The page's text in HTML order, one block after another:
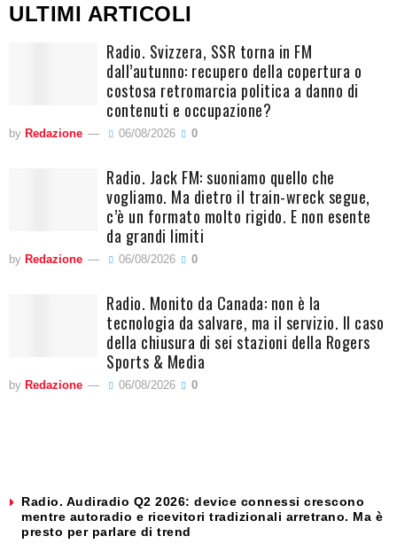
ULTIMI ARTICOLI
Radio. Svizzera, SSR torna in FM
dall’autunno: recupero della copertura o
costosa retromarcia politica a danno di
contenuti e occupazione?
by Redazione 06/08/2026 0
Radio. Jack FM: suoniamo quello che
vogliamo. Ma dietro il train-wreck segue,
c’è un formato molto rigido. E non esente
da grandi limiti
by Redazione 06/08/2026 0
Radio. Monito da Canada: non è la
tecnologia da salvare, ma il servizio. Il caso
della chiusura di sei stazioni della Rogers
Sports & Media
by Redazione 06/08/2026 0
Radio. Audiradio Q2 2026: device connessi crescono
mentre autoradio e ricevitori tradizionali arretrano. Ma è
presto per parlare di trend